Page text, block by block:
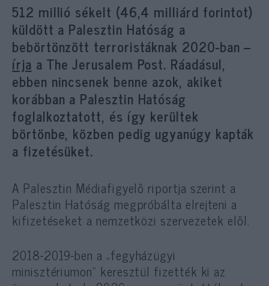
512 millió sékelt (46,4 milliárd forintot)
küldött a Palesztin Hatóság a
bebörtönzött terroristáknak 2020-ban –
írja a The Jerusalem Post. Ráadásul,
ebben nincsenek benne azok, akiket
korábban a Palesztin Hatóság
foglalkoztatott, és így kerültek
börtönbe, közben pedig ugyanúgy kapták
a fizetésüket.
A Palesztin Médiafigyelő riportja szerint a
Palesztin Hatóság megpróbálta elrejteni a
kifizetéseket a nemzetközi szervezetek elől.
2018-2019-ben a „fegyházügyi
minisztériumon” keresztül fizették ki az